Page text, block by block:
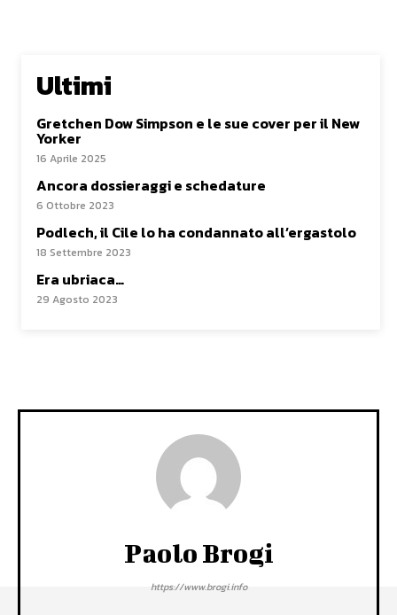
Ultimi
Gretchen Dow Simpson e le sue cover per il New
Yorker
16 Aprile 2025
Ancora dossieraggi e schedature
6 Ottobre 2023
Podlech, il Cile lo ha condannato all’ergastolo
18 Settembre 2023
Era ubriaca…
29 Agosto 2023
Paolo Brogi
https://www.brogi.info